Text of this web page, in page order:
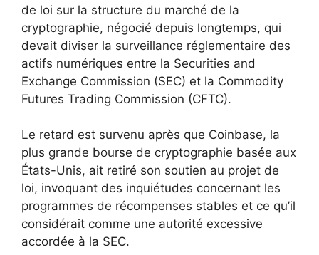
de loi sur la structure du marché de la
cryptographie, négocié depuis longtemps, qui
devait diviser la surveillance réglementaire des
actifs numériques entre la Securities and
Exchange Commission (SEC) et la Commodity
Futures Trading Commission (CFTC).
Le retard est survenu après que Coinbase, la
plus grande bourse de cryptographie basée aux
États-Unis, ait retiré son soutien au projet de
loi, invoquant des inquiétudes concernant les
programmes de récompenses stables et ce qu’il
considérait comme une autorité excessive
accordée à la SEC.